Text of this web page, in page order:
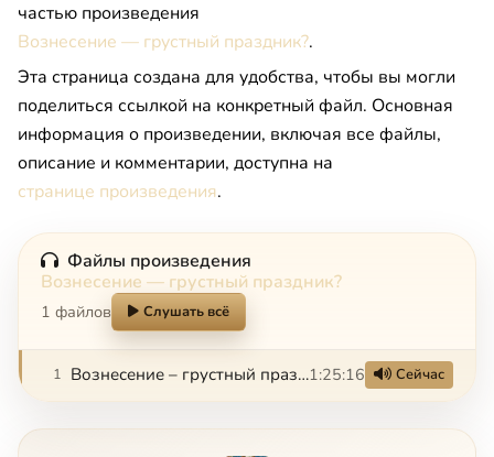
частью произведения
Вознесение — грустный праздник?.
Эта страница создана для удобства, чтобы вы могли
поделиться ссылкой на конкретный файл. Основная
информация о произведении, включая все файлы,
описание и комментарии, доступна на
странице произведения.
Файлы произведения
Вознесение — грустный праздник?
1 файлов Слушать всё
1 Вознесение – грустный праздник?1:25:16 Сейчас